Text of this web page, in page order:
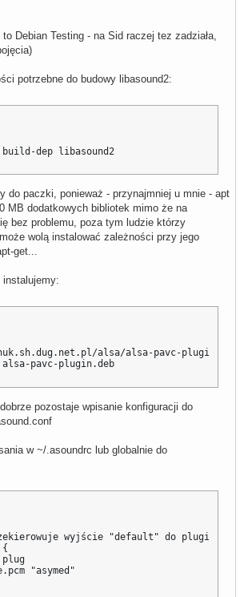
Debian Testing - na Sid raczej tez zadziała,
potrzebne do budowy libasound2:
dep libasound2
do paczki, ponieważ - przynajmniej u mnie - apt
MB dodatkowych bibliotek mimo że na
bez problemu, poza tym ludzie którzy
wolą instalować zależności przy jego
get...
alsa/alsa-pavc-plugin.deb
pavc-plugin.deb
pozostaje wpisanie konfiguracji do
w ~/.asoundrc lub globalnie do
wyjście "default" do pluginu
{
plug
"asymed"